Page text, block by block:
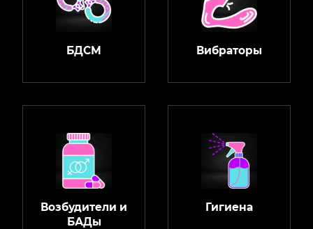
БДСМ Вибраторы
Возбудители и
БАДы
Гигиена